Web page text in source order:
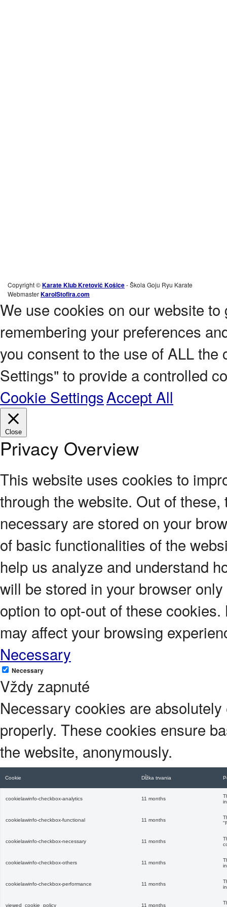
Copyright ©Karate Klub Kretovič Košice- Škola Goju Ryu Karate
WebmasterKarolStofira.com
We use cookies on our website
remembering your preferences
you consent to the use of ALL
Settings" to provide a controlled
Cookie SettingsAccept All
Close
Privacy Overview
This website uses cookies to
through the website. Out of
necessary are stored on your
of basic functionalities of the
help us analyze and understand
will be stored in your browser
option to opt-out of these
may affect your browsing
Necessary
Necessary
Vždy zapnuté
Necessary cookies are
properly. These cookies ensure
the website, anonymously.
Cookie Dĺžka trvania
cookielawinfo-checkbox-analytics 11 months
cookielawinfo-checkbox-functional 11 months
cookielawinfo-checkbox-necessary 11 months
cookielawinfo-checkbox-others 11 months
cookielawinfo-checkbox-performance 11 months
viewed_cookie_policy 11 months